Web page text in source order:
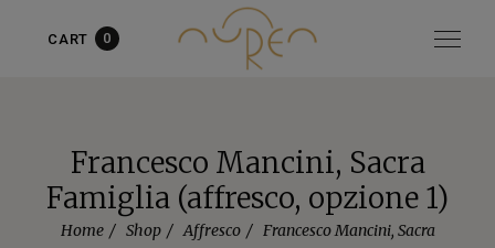
CART 0
Francesco Mancini, Sacra
Famiglia (affresco, opzione 1)
Home Shop Affresco
Francesco Mancini, Sacra
Articolo aggiunto al carrello!vedi il carrello
continua